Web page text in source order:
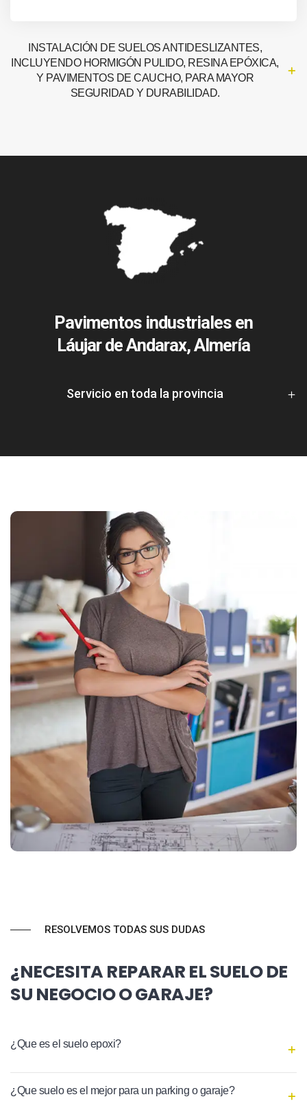
INSTALACIÓN DE SUELOS ANTIDESLIZANTES,
INCLUYENDO HORMIGÓN PULIDO, RESINA EPÓXICA,
Y PAVIMENTOS DE CAUCHO, PARA MAYOR
SEGURIDAD Y DURABILIDAD.
Pavimentos industriales en
Láujar de Andarax, Almería
Servicio en toda la provincia
RESOLVEMOS TODAS SUS DUDAS
¿NECESITA REPARAR EL SUELO DE
SU NEGOCIO O GARAJE?
¿Que es el suelo epoxi?
¿Que suelo es el mejor para un parking o garaje?